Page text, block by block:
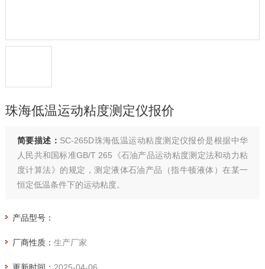
珠海低温运动粘度测定仪报价
简要描述： SC-265D珠海低温运动粘度测定仪报价是根据中华
人民共和国标准GB/T 265《石油产品运动粘度测定法和动力粘
度计算法》的规定，测定液体石油产品（指牛顿液体）在某一
恒定低温条件下的运动粘度。
产品型号：
厂商性质： 生产厂家